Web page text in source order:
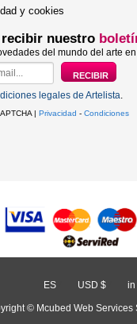
y cookies
recibir nuestro
del mundo del arte
legales de Artelista.
| Privacidad - Condiciones
ES USD $ in
© Mcubed Web Services